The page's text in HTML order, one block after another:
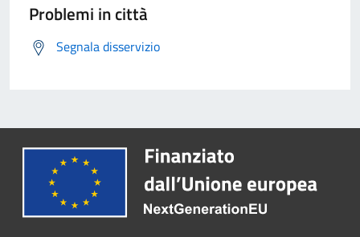
Problemi in città
Segnala disservizio